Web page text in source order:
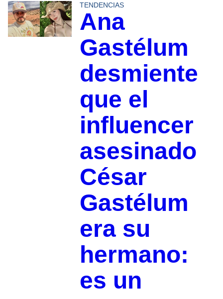
TENDENCIAS
Ana
Gastélum
desmiente
que el
influencer
asesinado
César
Gastélum
era su
hermano:
es un